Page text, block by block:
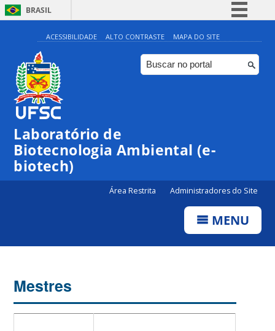
BRASIL
Simplifique!
Comunica BR
Participe
ACESSIBILIDADE ALTO CONTRASTE MAPA DO SITE
Laboratório de
Biotecnologia Ambiental (e-
biotech)
Área Restrita Administradores do Site
MENU
Mestres